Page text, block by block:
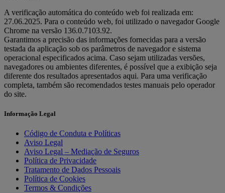
A verificação automática do conteúdo web foi realizada em:
27.06.2025. Para o conteúdo web, foi utilizado o navegador Google
Chrome na versão 136.0.7103.92.
Garantimos a precisão das informações fornecidas para a versão
testada da aplicação sob os parâmetros de navegador e sistema
operacional especificados acima. Caso sejam utilizadas versões,
navegadores ou ambientes diferentes, é possível que a exibição seja
diferente dos resultados apresentados aqui. Para uma verificação
completa, também são recomendados testes manuais pelo operador
do site.
Informação Legal
Código de Conduta e Políticas
Aviso Legal
Aviso Legal – Mediação de Seguros
Política de Privacidade
Tratamento de Dados Pessoais
Política de Cookies
Termos & Condições